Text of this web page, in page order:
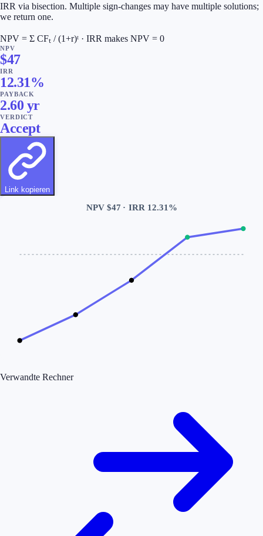
IRR via bisection. Multiple sign-changes may have multiple solutions;
we return one.
NPV = Σ CFₜ / (1+r)ᵗ · IRR makes NPV = 0
NPV
$47
IRR
12.31%
PAYBACK
2.60 yr
VERDICT
Accept
Link kopieren
NPV $47 · IRR 12.31%
Verwandte Rechner